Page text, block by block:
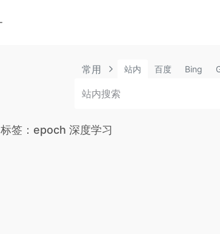
常用 站内 百度 Bing
标签：epoch 深度学习